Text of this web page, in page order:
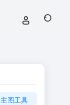
主图工具